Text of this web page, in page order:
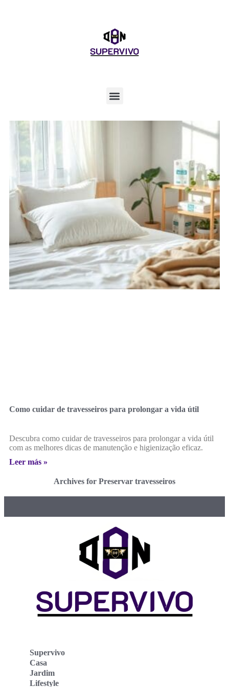
Como cuidar de travesseiros para prolongar a vida útil
Descubra como cuidar de travesseiros para prolongar a vida útil
com as melhores dicas de manutenção e higienização eficaz.
Leer más »
Archives for Preservar travesseiros
Supervivo
Casa
Jardim
Lifestyle